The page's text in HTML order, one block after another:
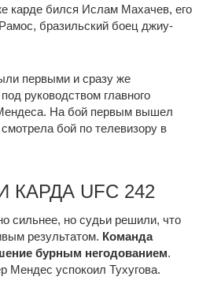
карде бился Ислам Махачев, его
бразильский боец джиу-
первыми и сразу же
руководством главного
На бой первым вышел
бой по телевизору в
UFC 242
сильнее, но судьи решили, что
результатом. Команда
бурным негодованием.
Мендес успокоил Тухугова.